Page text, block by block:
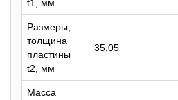
t1, мм
Размеры,
толщина
пластины
t2, мм
35,05
Масса